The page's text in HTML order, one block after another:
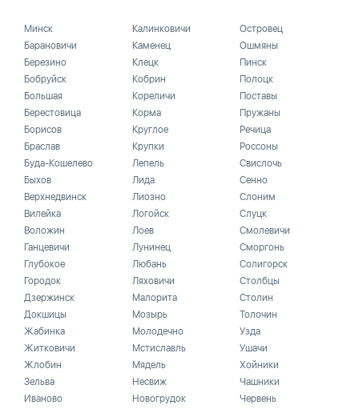
Минск
Барановичи
Березино
Бобруйск
Большая
Берестовица
Борисов
Браслав
Буда-Кошелево
Быхов
Верхнедвинск
Вилейка
Воложин
Ганцевичи
Глубокое
Городок
Дзержинск
Докшицы
Жабинка
Житковичи
Жлобин
Зельва
Иваново
Калинковичи
Каменец
Клецк
Кобрин
Кореличи
Корма
Круглое
Крупки
Лепель
Лида
Лиозно
Логойск
Лоев
Лунинец
Любань
Ляховичи
Малорита
Мозырь
Молодечно
Мстиславль
Мядель
Несвиж
Новогрудок
Островец
Ошмяны
Пинск
Полоцк
Поставы
Пружаны
Речица
Россоны
Свислочь
Сенно
Слоним
Слуцк
Смолевичи
Сморгонь
Солигорск
Столбцы
Столин
Толочин
Узда
Ушачи
Хойники
Чашники
Червень